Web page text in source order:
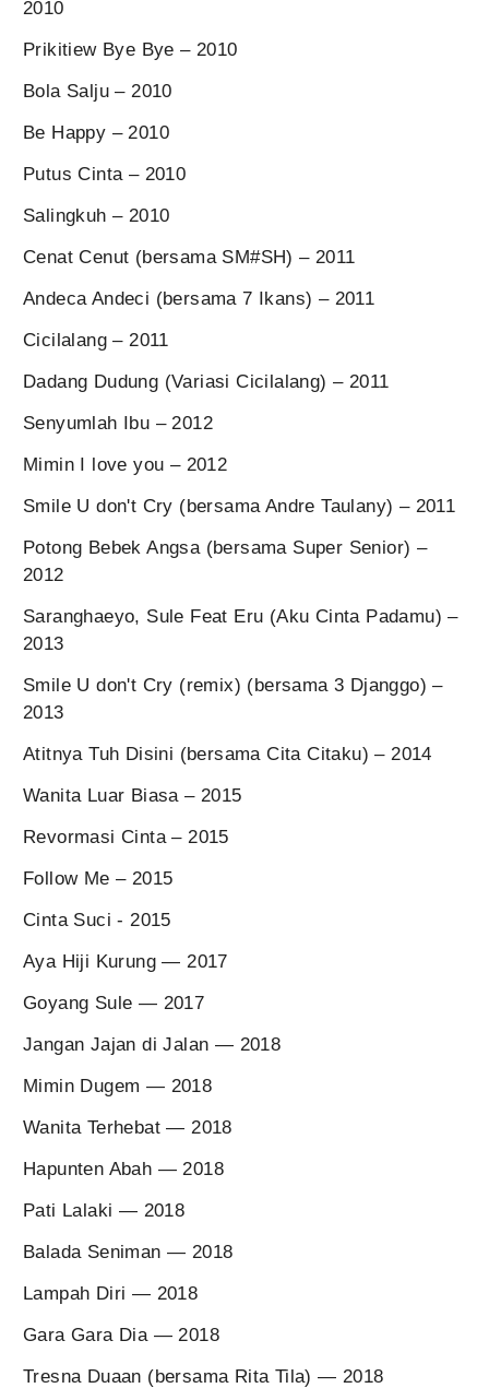
2010
Prikitiew Bye Bye – 2010
Bola Salju – 2010
Be Happy – 2010
Putus Cinta – 2010
Salingkuh – 2010
Cenat Cenut (bersama SM#SH) – 2011
Andeca Andeci (bersama 7 Ikans) – 2011
Cicilalang – 2011
Dadang Dudung (Variasi Cicilalang) – 2011
Senyumlah Ibu – 2012
Mimin I love you – 2012
Smile U don't Cry (bersama Andre Taulany) – 2011
Potong Bebek Angsa (bersama Super Senior) –
2012
Saranghaeyo, Sule Feat Eru (Aku Cinta Padamu) –
2013
Smile U don't Cry (remix) (bersama 3 Djanggo) –
2013
Atitnya Tuh Disini (bersama Cita Citaku) – 2014
Wanita Luar Biasa – 2015
Revormasi Cinta – 2015
Follow Me – 2015
Cinta Suci - 2015
Aya Hiji Kurung — 2017
Goyang Sule — 2017
Jangan Jajan di Jalan — 2018
Mimin Dugem — 2018
Wanita Terhebat — 2018
Hapunten Abah — 2018
Pati Lalaki — 2018
Balada Seniman — 2018
Lampah Diri — 2018
Gara Gara Dia — 2018
Tresna Duaan (bersama Rita Tila) — 2018